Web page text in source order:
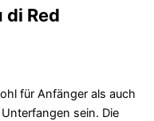
di Red
für Anfänger als auch
sein. Die